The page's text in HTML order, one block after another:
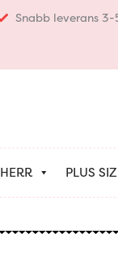
Snabb leverans
HERR PLUS